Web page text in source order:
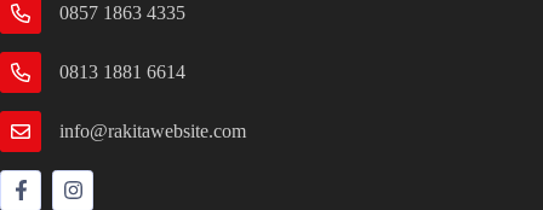
0857 1863 4335
0813 1881 6614
info@rakitawebsite.com